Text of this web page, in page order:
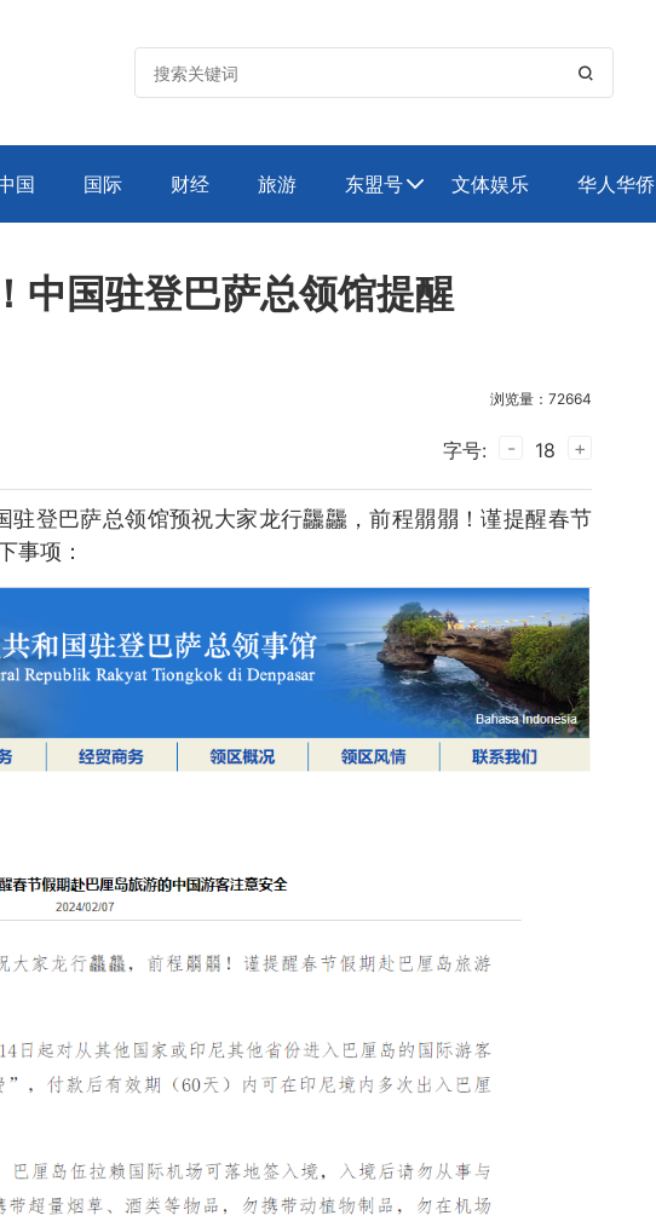

国 国际 财经 旅游 东盟号 文体娱乐 华人华侨
中国驻登巴萨总领馆提醒
浏览量：72664
字号: - 18 +
驻登巴萨总领馆预祝大家龙行龘龘，前程朤朤！谨提醒春节
事项：